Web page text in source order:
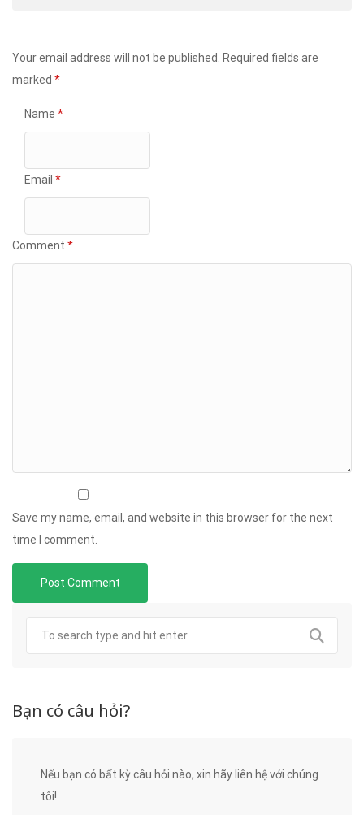
Your email address will not be published.
Required fields are
marked *
Name *
Email *
Comment *
Save my name, email, and website in this browser for the next
time I comment.
Bạn có câu hỏi?
Nếu bạn có bất kỳ câu hỏi nào, xin hãy liên hệ với chúng
tôi!